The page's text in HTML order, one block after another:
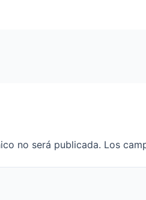
no será publicada. Los